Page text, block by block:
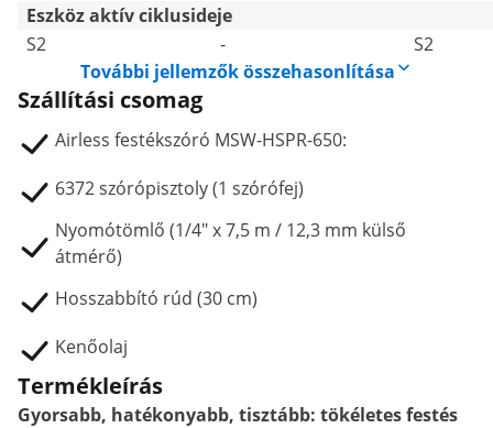
Eszköz aktív ciklusideje
S2
-
S2
További jellemzők összehasonlítása
Szállítási csomag
Airless festékszóró MSW-HSPR-650:
6372 szórópisztoly (1 szórófej)
Nyomótömlő (1/4" x 7,5 m / 12,3 mm külső
átmérő)
Hosszabbító rúd (30 cm)
Kenőolaj
Termékleírás
Gyorsabb, hatékonyabb, tisztább: tökéletes festés